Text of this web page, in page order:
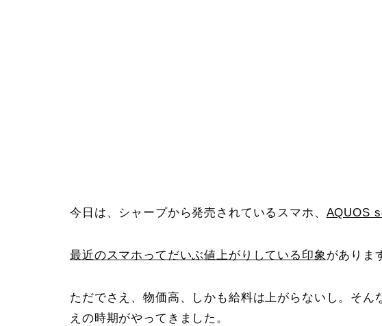
今日は、シャープから発売されているスマホ、 AQUOS
最近のスマホってだいぶ値上がりしている印象がありま
ただでさえ、物価高、しかも給料は上がらないし。そ
えの時期がやってきました。